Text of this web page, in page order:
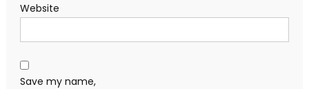
Website
Save my name,